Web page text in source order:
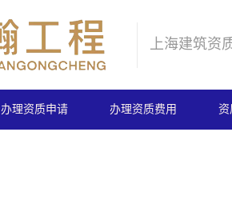
上海建筑资
办理资质申请 办理资质费用 资